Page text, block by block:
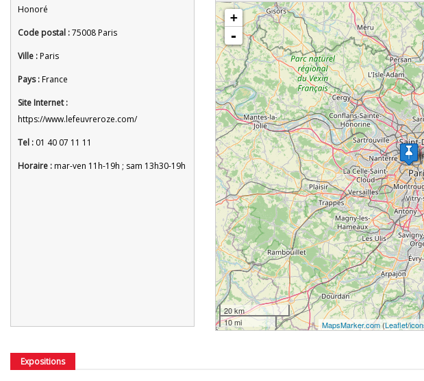
Honoré
Code postal :75008 Paris
Ville :Paris
Pays :France
Site Internet :
https://www.lefeuvreroze.com/
Tel : 01 40 07 11 11
Horaire :mar-ven 11h-19h ; sam 13h30-19h
chargement de la carte - veuillez patienter...
+
-
20 km
10 mi
MapsMarker.com(Leaflet/
Expositions